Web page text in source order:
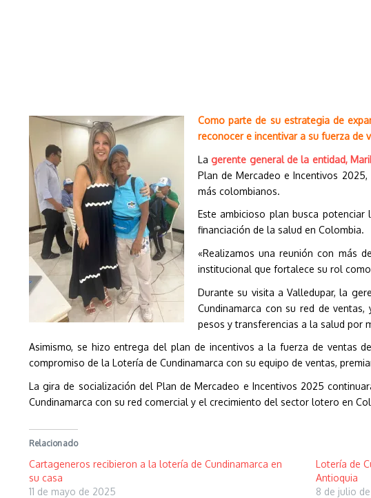
Como parte de su estrategia de
reconocer e incentivar a su fuerza de
Lagerente general de la entidad,
Plan de Mercadeo e Incentivos
más colombianos.
Este ambicioso plan busca
financiación de la salud en Colombia.
«Realizamos una reunión con más
institucional que fortalece su rol
Durante su visita a Valledupar, la
Cundinamarca con su red de
pesos y transferencias a la salud por
Asimismo, se hizo entrega del plan de incentivos a la fuerza de ventas
compromiso de la Lotería de Cundinamarca con su equipo de ventas,
La gira de socialización del Plan de Mercadeo e Incentivos 2025
Cundinamarca con su red comercial y el crecimiento del sector lotero en
Relacionado
Cartageneros recibieron a la lotería de Cundinamarca en
su casa
11 de mayo de 2025
Lotería de
Antioquia
8 de julio